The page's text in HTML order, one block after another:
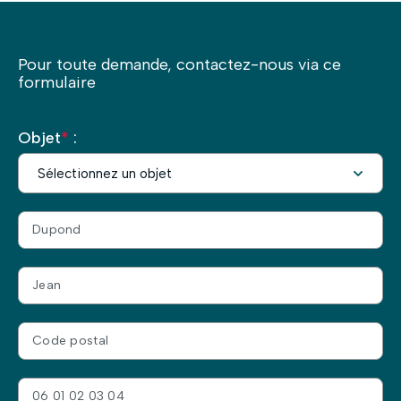
Pour toute demande, contactez-nous via ce
formulaire
Objet* :